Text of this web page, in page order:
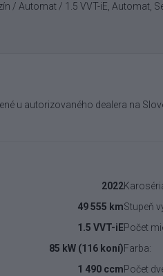
/ Automat / 1.5 VVT-iE, Automat,
u autorizovaného dealera na
2022
49 555 km
1.5 VVT-iE
85 kW (116 koní)
1 490 ccm
Stupeň
Počet
Farba:
Počet